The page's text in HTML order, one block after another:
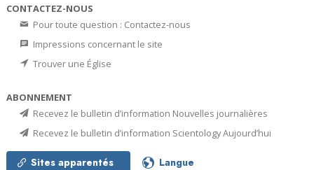
CONTACTEZ-NOUS
Pour toute question : Contactez-nous
Impressions concernant le site
Trouver une Église
ABONNEMENT
Recevez le bulletin d’information Nouvelles journalières
Recevez le bulletin d’information Scientology Aujourd’hui
Sites apparentés Langue